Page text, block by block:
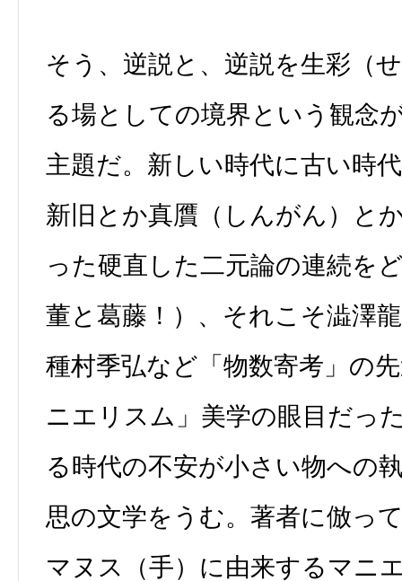
そう、逆説と、逆説を生彩（
る場としての境界という観念
主題だ。新しい時代に古い時
新旧とか真贋（しんがん）と
った硬直した二元論の連続を
董と葛藤！）、それこそ澁澤
種村季弘など「物数寄考」の
ニエリスム」美学の眼目だっ
る時代の不安が小さい物への
思の文学をうむ。著者に倣っ
マヌス（手）に由来するマニ